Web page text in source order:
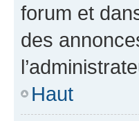
forum et
des
Haut